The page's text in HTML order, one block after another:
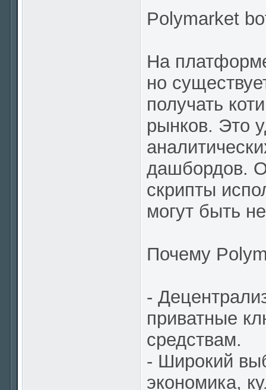
Polymarket
На
но
получать
рынков. Это
дашбордов.
скрипты
могут быть
Почему
-
приватные
средствам.
- Широкий
экономика,